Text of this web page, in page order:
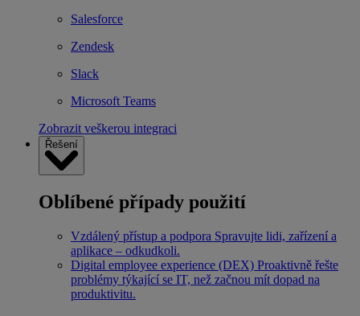
Salesforce
Zendesk
Slack
Microsoft Teams
Zobrazit veškerou integraci
Řešení
Oblíbené případy použití
Vzdálený přístup a podpora Spravujte lidi, zařízení a
aplikace – odkudkoli.
Digital employee experience (DEX) Proaktivně řešte
problémy týkající se IT, než začnou mít dopad na
produktivitu.